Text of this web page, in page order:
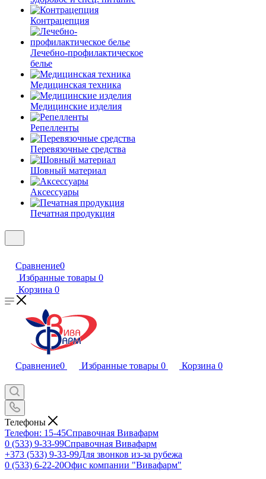
Контрацепция
Лечебно-профилактическое
белье
Медицинская техника
Медицинские изделия
Репелленты
Перевязочные средства
Шовный материал
Аксессуары
Печатная продукция
Сравнение0
Избранные товары 0
Корзина 0
Сравнение0 Избранные товары 0 Корзина 0
Телефоны
Телефон: 15-45Справочная Вивафарм
0 (533) 9-33-99Справочная Вивафарм
+373 (533) 9-33-99Для звонков из-за рубежа
0 (533) 6-22-20Офис компании "Вивафарм"